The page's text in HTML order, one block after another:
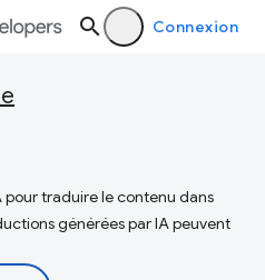
Connexion
traduire le contenu dans
générées par IA peuvent